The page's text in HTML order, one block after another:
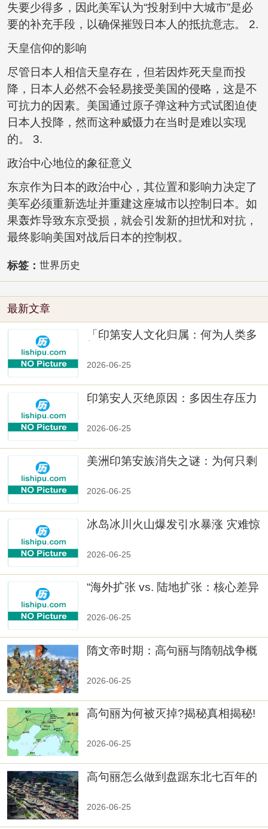
失要少得多，因此美军认为“投射到中大城市”是必
要的补充手段，以确保摧毁日本人的抵抗意志。 2.
天皇信仰的影响
尽管日本人相信天皇存在，但若因炸死天皇而投
降，日本人必然不会轻易接受美国的侵略，这是不
可抗力的因素。美国通过原子弹这种方式试图迫使
日本人投降，然而这种威慑力在当时是难以实现
的。 3.
政治中心地位的象征意义
东京作为日本的政治中心，其位置和影响力决定了
美军必须重新选址并重建这座城市以控制日本。如
果轰炸导致东京受损，就会引发新的担忧和对抗，
最终影响美国对战后日本的控制权。
标签： 世界历史
最新文章
「印第安人文化归属：何为人类多
2026-06-25
印第安人灭绝原因：多因生存压力
2026-06-25
美洲印第安族消失之谜：为何只剩
2026-06-25
冰岛冰川火山爆发引水暴涨 灾难惊
2026-06-25
“海外扩张 vs. 陆地扩张：核心差异
2026-06-25
隋文帝时期：高句丽与隋朝战争概
2026-06-25
高句丽为何被灭掉?揭秘真相揭秘!
2026-06-25
高句丽怎么做到盘踞东北七百年的
2026-06-25